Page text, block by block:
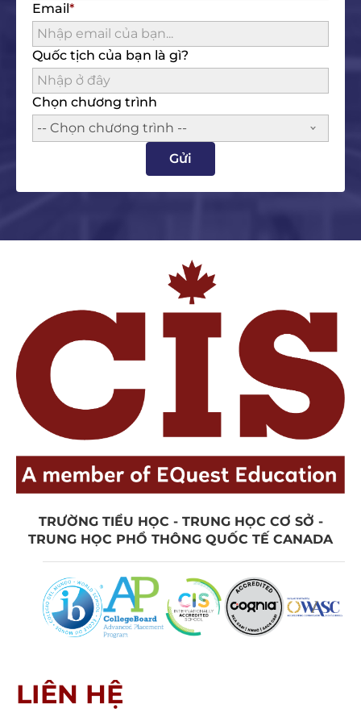
Email
Quốc tịch của bạn là gì?
Chọn chương trình
-- Chọn chương trình --
Gửi
TRƯỜNG TIỂU HỌC - TRUNG HỌC CƠ SỞ -
TRUNG HỌC PHỔ THÔNG QUỐC TẾ CANADA
LIÊN HỆ